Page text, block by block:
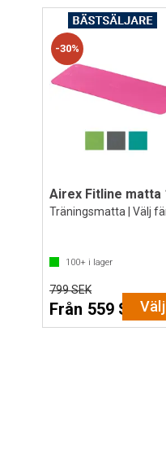
30%
100+ i lager
799 SEK
Från 559 SEKVälj